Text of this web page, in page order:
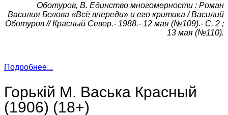
Оботуров, В. Единство многомерности : Роман
Василия Белова «Всё впереди» и его критика / Василий
Оботуров // Красный Север.- 1988.- 12 мая (№109).- С. 2 ;
13 мая (№110).
Подробнее...
Горькiй М. Васька Красный
(1906) (18+)